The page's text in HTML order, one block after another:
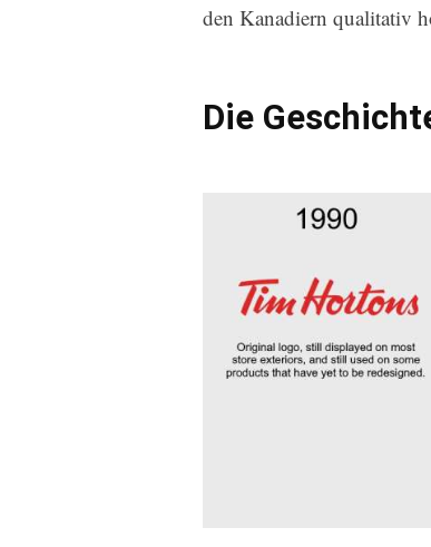
den Kanadiern qualitativ
Die